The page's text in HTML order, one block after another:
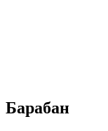
Барабан